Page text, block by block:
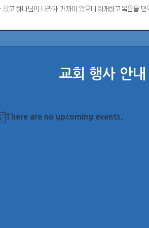
교회 행사 안내
There are no upcoming events.